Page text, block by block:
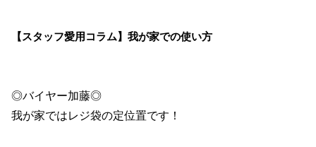
【スタッフ愛用コラム】我が家での使い方
◎バイヤー加藤◎
我が家ではレジ袋の定位置です！